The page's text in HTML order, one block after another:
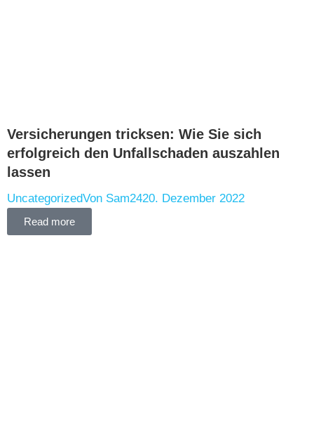
Versicherungen tricksen: Wie Sie sich
erfolgreich den Unfallschaden auszahlen
lassen
UncategorizedVon Sam2420. Dezember 2022
Read more